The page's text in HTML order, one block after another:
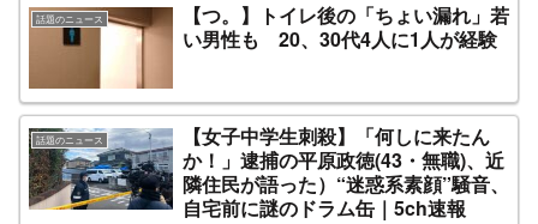
話題のニュース
【つ。】トイレ後の「ちょい漏れ」若
い男性も 20、30代4人に1人が経験
話題のニュース
【女子中学生刺殺】「何しに来たん
か！」逮捕の平原政徳(43・無職)、近
隣住民が語った）“迷惑系素顔”騒音、
自宅前に謎のドラム缶｜5ch速報